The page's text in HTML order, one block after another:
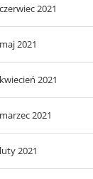
czerwiec 2021
maj 2021
kwiecień 2021
marzec 2021
luty 2021